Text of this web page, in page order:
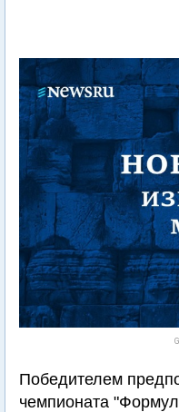
Победителем
чемпионата